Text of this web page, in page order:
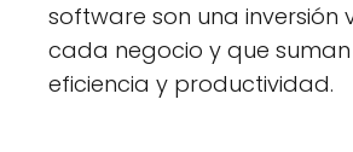
software son una inversión
cada negocio y que
eficiencia y productividad.